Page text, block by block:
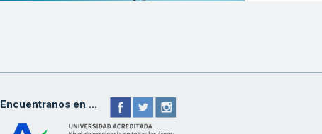
Encuentranos en ...